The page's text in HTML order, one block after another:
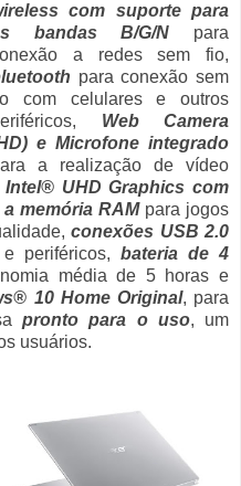
com suporte para
bandas B/G/N para
a redes sem fio,
para conexão sem
com celulares e outros
Web Camera
e Microfone integrado
a realização de vídeo
UHD Graphics com
memória RAMpara jogos
conexões USB 2.0
periféricos, bateria de 4
média de 5 horas e
10 Home Original, para
pronto para o uso, um
usuários.